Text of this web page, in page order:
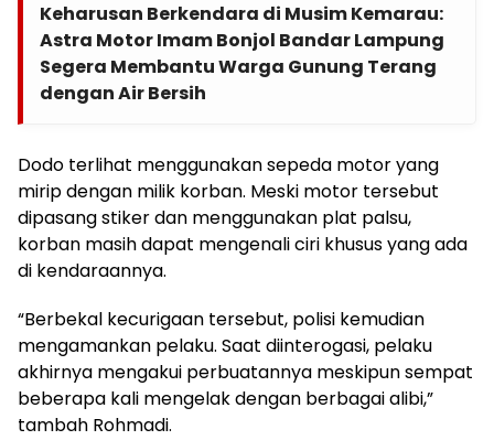
Keharusan Berkendara di Musim Kemarau:
Astra Motor Imam Bonjol Bandar Lampung
Segera Membantu Warga Gunung Terang
dengan Air Bersih
Dodo terlihat menggunakan sepeda motor yang
mirip dengan milik korban. Meski motor tersebut
dipasang stiker dan menggunakan plat palsu,
korban masih dapat mengenali ciri khusus yang ada
di kendaraannya.
“Berbekal kecurigaan tersebut, polisi kemudian
mengamankan pelaku. Saat diinterogasi, pelaku
akhirnya mengakui perbuatannya meskipun sempat
beberapa kali mengelak dengan berbagai alibi,”
tambah Rohmadi.